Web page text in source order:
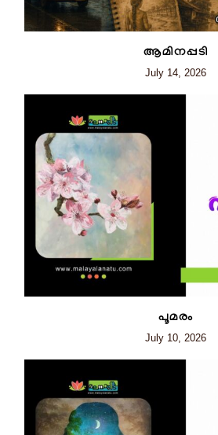
ആമിനപ്പടി
July 14, 2026
പൂമരം
July 10, 2026